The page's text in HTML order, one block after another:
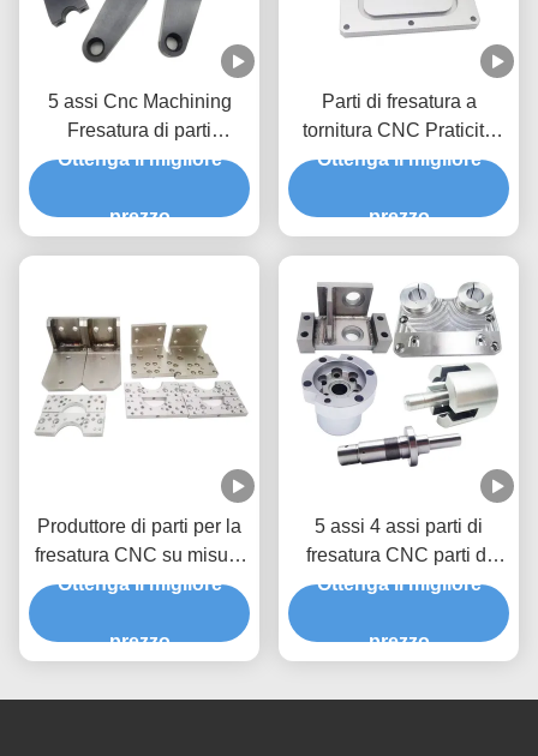
5 assi Cnc Machining
Fresatura di parti
importatori Cnc Fresatura
inossidabile
Ottenga il migliore
prezzo
Parti di fresatura a
tornitura CNC Praticità
del processo di fresatura
Ottenga il migliore
prezzo
Produttore di parti per la
fresatura CNC su misura
per parti di serie Prototipi
Ottenga il migliore
prezzo
5 assi 4 assi parti di
fresatura CNC parti di
metallo fresato
Ottenga il migliore
prezzo